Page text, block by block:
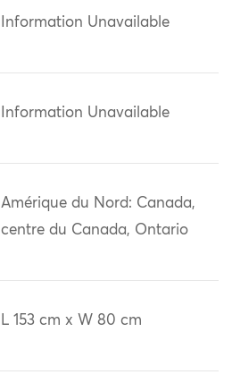
Information Unavailable
Information Unavailable
Amérique du Nord: Canada,
centre du Canada, Ontario
L 153 cm x W 80 cm